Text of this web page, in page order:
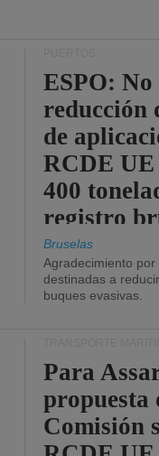
ESPO: No
reducción
de
RCDE UE
400
registro
Bruselas
Agradecimiento
destinadas a
buques evasivas.
Para
propuesta
Comisión